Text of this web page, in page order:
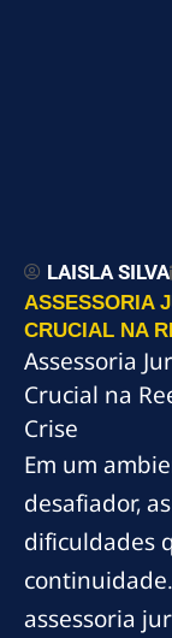
LAISLA SILVA
ASSESSORIA
CRUCIAL NA
Assessoria
Crucial na
Crise
Em um
desafiador,
dificuldades
assessoria